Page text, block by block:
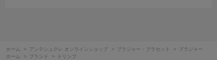
ホーム > アンテシュクレ オンラインショップ > ブラジャー・ブラセット >
ブラジャー
ホーム
> ブランド >
トリンプ